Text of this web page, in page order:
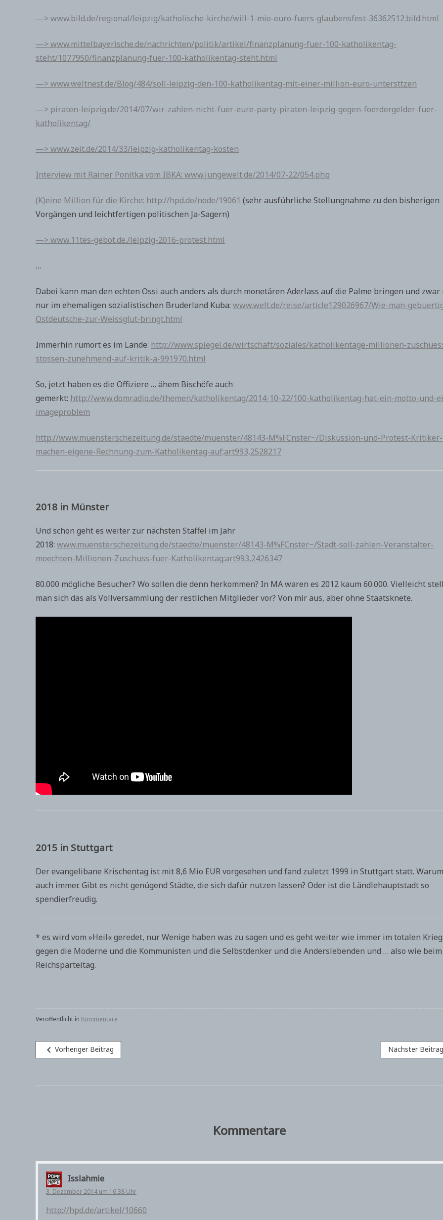
—> www.bild.de/regional/leipzig/katholische-kirche/will-1-mio-euro-fuers-glaubensfest-36362512.bild.html
—> www.mittelbayerische.de/nachrichten/politik/artikel/finanzplanung-fuer-100-katholikentag-
steht/1077950/finanzplanung-fuer-100-katholikentag-steht.html
—> www.weltnest.de/Blog/484/soll-leipzig-den-100-katholikentag-mit-einer-million-euro-untersttzen
—> piraten-leipzig.de/2014/07/wir-zahlen-nicht-fuer-eure-party-piraten-leipzig-gegen-foerdergelder-fuer-
katholikentag/
—> www.zeit.de/2014/33/leipzig-katholikentag-kosten
Interview mit Rainer Ponitka vom IBKA: www.jungewelt.de/2014/07-22/054.php
(K)eine Million für die Kirche: http://hpd.de/node/19061 (sehr ausführliche Stellungnahme zu den bisherigen
Vorgängen und leichtfertigen politischen Ja-Sagern)
—> www.11tes-gebot.de./leipzig-2016-protest.html
…
Dabei kann man den echten Ossi auch anders als durch monetären Aderlass auf die Palme bringen und
nur im ehemaligen sozialistischen Bruderland Kuba: www.welt.de/reise/article129026967/Wie-man-
Ostdeutsche-zur-Weissglut-bringt.html
Immerhin rumort es im Lande: http://www.spiegel.de/wirtschaft/soziales/katholikentage-millionen-
stossen-zunehmend-auf-kritik-a-991970.html
So, jetzt haben es die Offiziere … ähem Bischöfe auch
gemerkt: http://www.domradio.de/themen/katholikentag/2014-10-22/100-katholikentag-hat-ein-motto-und-
imageproblem
http://www.muensterschezeitung.de/staedte/muenster/48143-M%FCnster~/Diskussion-und-Protest-Kritiker-
machen-eigene-Rechnung-zum-Katholikentag-auf;art993,2528217
2018 in Münster
Und schon geht es weiter zur nächsten Staffel im Jahr
2018: www.muensterschezeitung.de/staedte/muenster/48143-M%FCnster~/Stadt-soll-zahlen-Veranstalter-
moechten-Millionen-Zuschuss-fuer-Katholikentag;art993,2426347
80.000 mögliche Besucher? Wo sollen die denn herkommen? In MA waren es 2012 kaum 60.000. Vielleicht
man sich das als Vollversammlung der restlichen Mitglieder vor? Von mir aus, aber ohne Staatsknete.
2015 in Stuttgart
Der evangelibane Krischentag ist mit 8,6 Mio EUR vorgesehen und fand zuletzt 1999 in Stuttgart statt. Warum
auch immer. Gibt es nicht genügend Städte, die sich dafür nutzen lassen? Oder ist die Ländlehauptstadt so
spendierfreudig.
* es wird vom »Heil« geredet, nur Wenige haben was zu sagen und es geht weiter wie immer im totalen Krieg
gegen die Moderne und die Kommunisten und die Selbstdenker und die Anderslebenden und … also wie beim
Reichsparteitag.
Veröffentlicht in Kommentare
Beitragsnavigation
navigate_before Vorheriger Beitrag Nächster Beitrag
Kommentare
Isslahmie
3. Dezember 2014 um 16:38 Uhr
http://hpd.de/artikel/10660